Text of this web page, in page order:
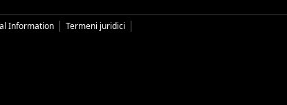
Information Termeni juridici